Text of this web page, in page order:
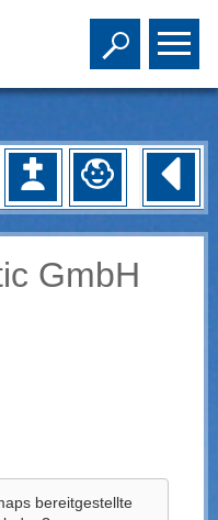
Toggle
GmbH
bereitgestellte